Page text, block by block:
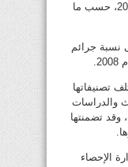
من 63% من مجمل الجرائم في عام 2012، حسب ما
فقد سجل عام 2012 أعلى نسبة جرائم
تصنيفاتها
والدراسات
وقد تضمنتها
الإحصاء